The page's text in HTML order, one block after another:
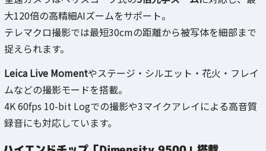
大120倍の高精細AIズームをサポート。
テレマクロ撮影では最短30cmの距離から被写体を細部まで
捉えられます。
Leica Live Momentやステージ・シルエット・花火・フレイ
ムなどの撮影モードを搭載。
4K 60fps 10-bit Logでの撮影や3マイクアレイによる高音質
録音にも対応しています。